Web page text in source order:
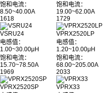
饱和电流：
8.50~40.00A
1618
饱和电流：
19.00~62.00A
1729
VSRU24
电感值：
1.00~30.00μH
饱和电流：
15.70~78.50A
1969
VPRX2520LP
电感值：
1.20~10.00μH
饱和电流：
68.00~205.00A
2033
VPRX2520SP
VPRX33